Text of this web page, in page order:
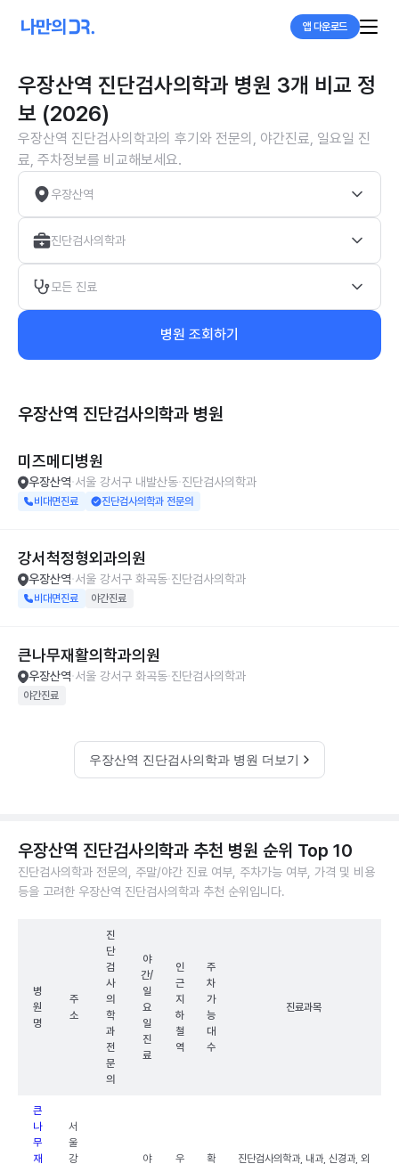
앱 다운로드
우장산역 진단검사의학과 병원 3개 비교 정
보 (2026)
우장산역 진단검사의학과의 후기와 전문의, 야간진료, 일요일 진
료, 주차정보를 비교해보세요.
우장산역
진단검사의학과
모든 진료
병원 조회하기
우장산역 진단검사의학과 병원
미즈메디병원
우장산역 서울 강서구 내발산동 진단검사의학과
비대면진료 진단검사의학과 전문의
강서척정형외과의원
우장산역 서울 강서구 화곡동 진단검사의학과
비대면진료 야간진료
큰나무재활의학과의원
우장산역 서울 강서구 화곡동 진단검사의학과
야간진료
우장산역 진단검사의학과 병원 더보기
우장산역 진단검사의학과 추천 병원 순위 Top 10
진단검사의학과 전문의, 주말/야간 진료 여부, 주차가능 여부, 가격 및 비용
등을 고려한 우장산역 진단검사의학과 추천 순위입니다.
병
원
명
주
소
진
단
검
사
의
학
과
전
문
의
야
간/
일
요
일
진
료
인
근
지
하
철
역
주
차
가
능
대
수
진료과목
큰
나
무
재
서
울
강
야
우
확
진단검사의학과, 내과, 신경과, 외